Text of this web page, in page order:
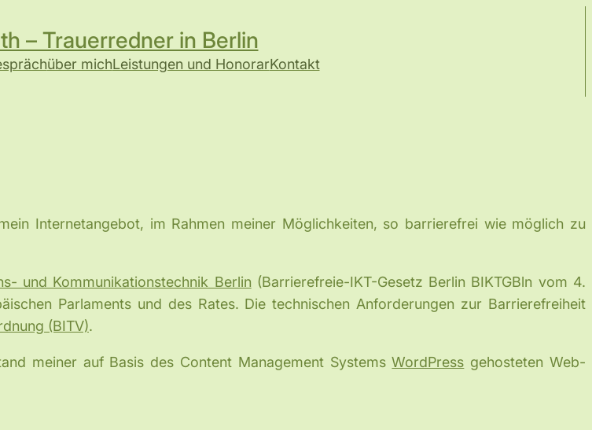
– Trauerredner in Berlin
über michLeistungen und HonorarKontakt
Internetangebot, im Rahmen meiner Möglichkeiten, so barrierefrei wie möglich zu
und Kommunikationstechnik Berlin (Barrierefreie-IKT-Gesetz Berlin BIKTGBln vom 4.
Parlaments und des Rates. Die technischen Anforderungen zur Barrierefreiheit
(BITV).
meiner auf Basis des Content Management SystemsWordPress gehosteten Web-